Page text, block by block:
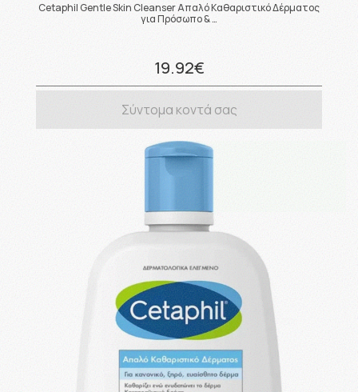
Cetaphil Gentle Skin Cleanser Απαλό Καθαριστικό Δέρματος
για Πρόσωπο & …
19.92€
Σύντομα κοντά σας